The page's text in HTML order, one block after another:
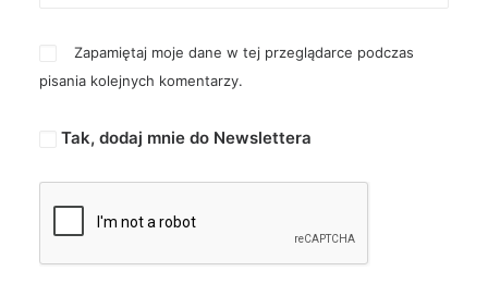
Zapamiętaj moje dane w tej przeglądarce podczas
pisania kolejnych komentarzy.
Tak, dodaj mnie do Newslettera